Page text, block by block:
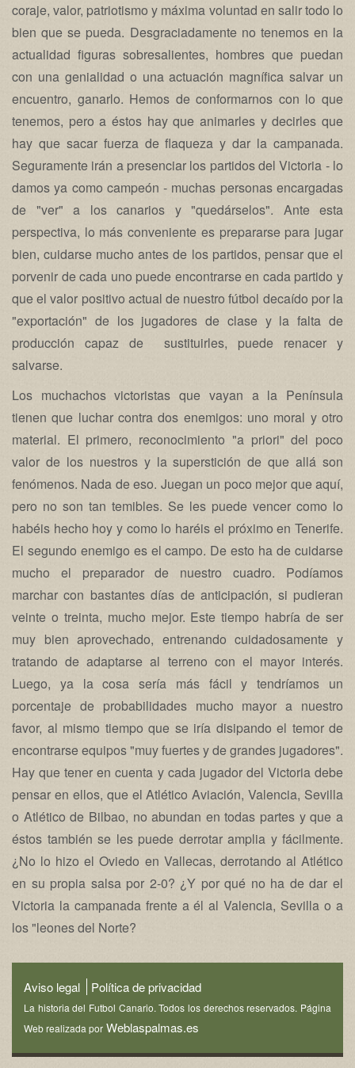
coraje, valor, patriotismo y máxima voluntad en salir todo lo
bien que se pueda. Desgraciadamente no tenemos en la
actualidad figuras sobresalientes, hombres que puedan
con una genialidad o una actuación magnífica salvar un
encuentro, ganarlo. Hemos de conformarnos con lo que
tenemos, pero a éstos hay que animarles y decirles que
hay que sacar fuerza de flaqueza y dar la campanada.
Seguramente irán a presenciar los partidos del Victoria - lo
damos ya como campeón - muchas personas encargadas
de "ver" a los canarios y "quedárselos". Ante esta
perspectiva, lo más conveniente es prepararse para jugar
bien, cuidarse mucho antes de los partidos, pensar que el
porvenir de cada uno puede encontrarse en cada partido y
que el valor positivo actual de nuestro fútbol decaído por la
"exportación" de los jugadores de clase y la falta de
producción capaz de sustituirles, puede renacer y
salvarse.
Los muchachos victoristas que vayan a la Península
tienen que luchar contra dos enemigos: uno moral y otro
material. El primero, reconocimiento "a priori" del poco
valor de los nuestros y la superstición de que allá son
fenómenos. Nada de eso. Juegan un poco mejor que aquí,
pero no son tan temibles. Se les puede vencer como lo
habéis hecho hoy y como lo haréis el próximo en Tenerife.
El segundo enemigo es el campo. De esto ha de cuidarse
mucho el preparador de nuestro cuadro. Podíamos
marchar con bastantes días de anticipación, si pudieran
veinte o treinta, mucho mejor. Este tiempo habría de ser
muy bien aprovechado, entrenando cuidadosamente y
tratando de adaptarse al terreno con el mayor interés.
Luego, ya la cosa sería más fácil y tendríamos un
porcentaje de probabilidades mucho mayor a nuestro
favor, al mismo tiempo que se iría disipando el temor de
encontrarse equipos "muy fuertes y de grandes jugadores".
Hay que tener en cuenta y cada jugador del Victoria debe
pensar en ellos, que el Atlético Aviación, Valencia, Sevilla
o Atlético de Bilbao, no abundan en todas partes y que a
éstos también se les puede derrotar amplia y fácilmente.
¿No lo hizo el Oviedo en Vallecas, derrotando al Atlético
en su propia salsa por 2-0? ¿Y por qué no ha de dar el
Victoria la campanada frente a él al Valencia, Sevilla o a
los "leones del Norte?
Aviso legal Política de privacidad
La historia del Futbol Canario. Todos los derechos reservados. Página
Web realizada por Weblaspalmas.es